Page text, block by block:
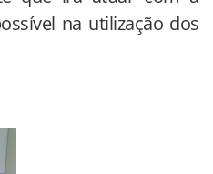
na utilização dos